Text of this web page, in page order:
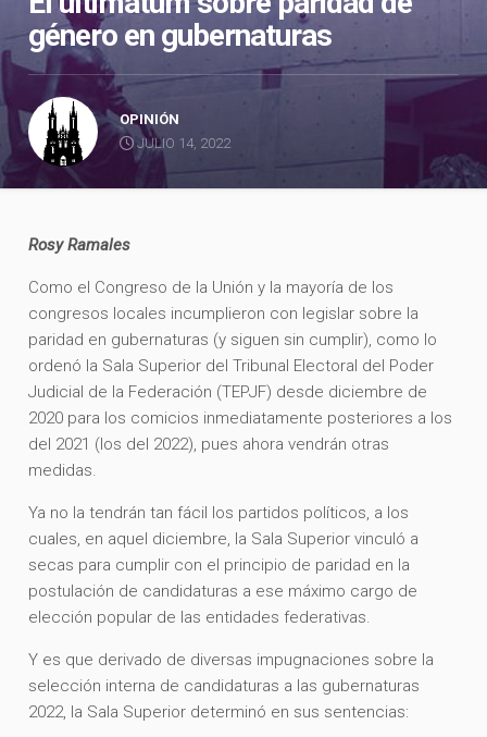
género en gubernaturas
OPINIÓN
JULIO 14, 2022
Rosy Ramales
Como el Congreso de la Unión y la mayoría de los
congresos locales incumplieron con legislar sobre la
paridad en gubernaturas (y siguen sin cumplir), como lo
ordenó la Sala Superior del Tribunal Electoral del Poder
Judicial de la Federación (TEPJF) desde diciembre de
2020 para los comicios inmediatamente posteriores a los
del 2021 (los del 2022), pues ahora vendrán otras
medidas.
Ya no la tendrán tan fácil los partidos políticos, a los
cuales, en aquel diciembre, la Sala Superior vinculó a
secas para cumplir con el principio de paridad en la
postulación de candidaturas a ese máximo cargo de
elección popular de las entidades federativas.
Y es que derivado de diversas impugnaciones sobre la
selección interna de candidaturas a las gubernaturas
2022, la Sala Superior determinó en sus sentencias: